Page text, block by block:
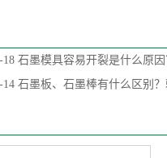
18 石墨模具容易开裂是什么原
14 石墨板、石墨棒有什么区别